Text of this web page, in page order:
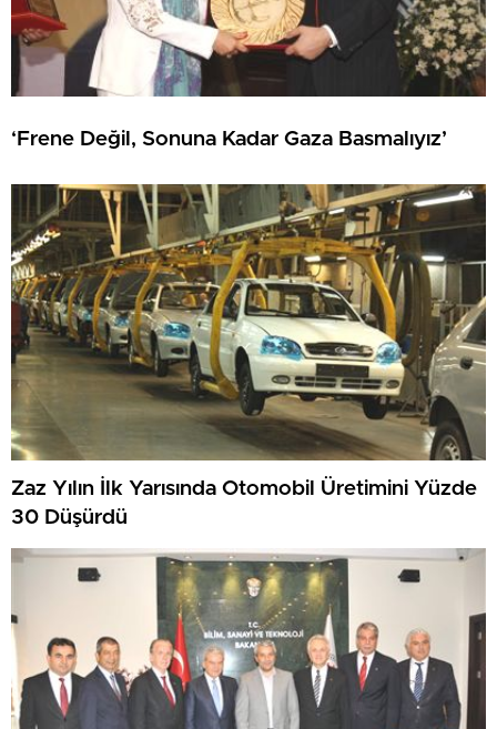
‘Frene Değil, Sonuna Kadar Gaza Basmalıyız’
Zaz Yılın İlk Yarısında Otomobil Üretimini Yüzde
30 Düşürdü